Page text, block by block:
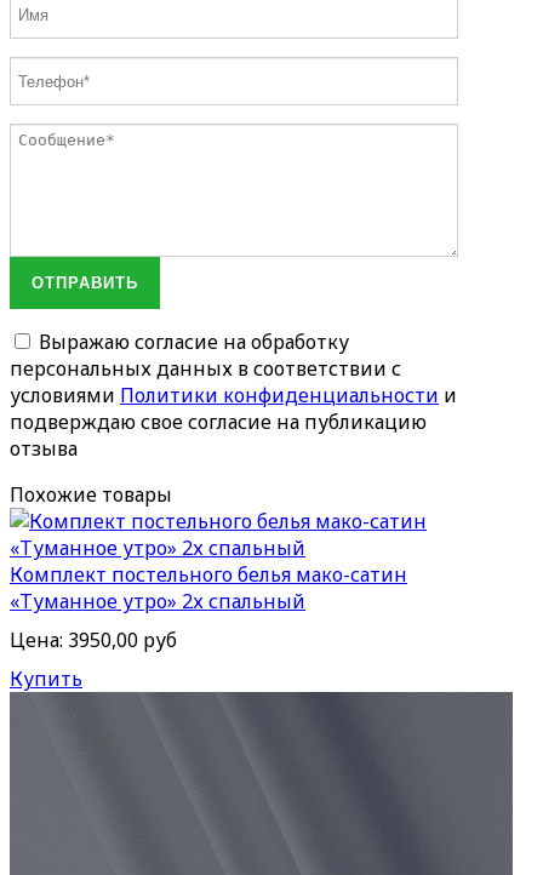
ОТПРАВИТЬ
Выражаю согласие на обработку
персональных данных в соответствии с
условиями Политики конфиденциальности и
подверждаю свое согласие на публикацию
отзыва
Похожие товары
Комплект постельного белья мако-сатин
«Туманное утро» 2х спальный
Цена: 3950,00 руб
Купить